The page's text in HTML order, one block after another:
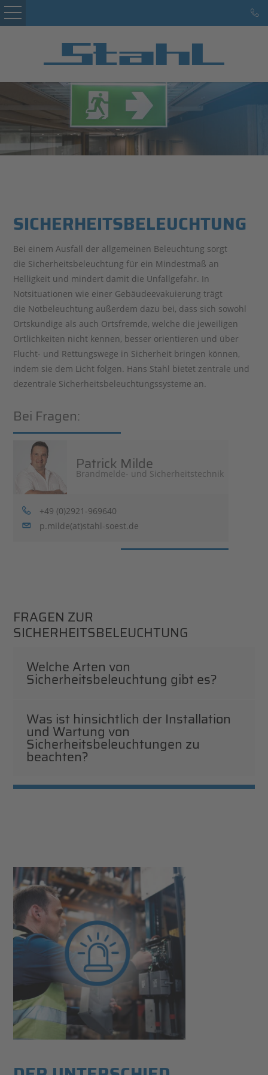
Leistungen
Marke Hans Stahl
Kontakt
SICHERHEITSBELEUCHTUNG
Bei einem Ausfall der allgemeinen Beleuchtung sorgt
die Sicherheitsbeleuchtung für ein Mindestmaß an
Helligkeit und mindert damit die Unfallgefahr. In
Notsituationen wie einer Gebäudeevakuierung trägt
die Notbeleuchtung außerdem dazu bei, dass sich sowohl
Ortskundige als auch Ortsfremde, welche die jeweiligen
Örtlichkeiten nicht kennen, besser orientieren und über
Flucht- und Rettungswege in Sicherheit bringen können,
indem sie dem Licht folgen. Hans Stahl bietet zentrale und
dezentrale Sicherheitsbeleuchtungssysteme an.
Bei Fragen:
Patrick Milde
Brandmelde- und Sicherheitstechnik
+49 (0)2921-969640
p.milde(at)stahl-soest.de
FRAGEN ZUR
SICHERHEITSBELEUCHTUNG
Welche Arten von
Sicherheitsbeleuchtung gibt es?
Was ist hinsichtlich der Installation
und Wartung von
Sicherheitsbeleuchtungen zu
beachten?